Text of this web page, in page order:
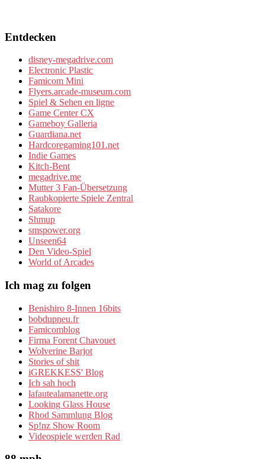
Entdecken
disney-megadrive.com
Electronic Plastic
Famicom Mini
Flyers.arcade-museum.com
Spiel & Sehen en ligne
Game Center CX
Gameboy Galleria
Guardiana.net
Hardcoregaming101.net
Indie Games
Kitch-Bent
megadrive.me
Mutter 3 Fan-Übersetzung
Raubkopierte Spiele Zentral
Satakore
Shmup
smspower.org
Unseen64
Den Video-Spiel
World of Arcades
Ich mag zu folgen
Benishiro 8-Innen 16bits
bobdupneu.fr
Famicomblog
Firma Forent Chavouet
Wolverine Barjot
Stories of shit
iGREKKESS' Blog
Ich sah hoch
lafautealamanette.org
Looking Glass House
Rhod Sammlung Blog
Sp!nz Show Room
Videospiele werden Rad